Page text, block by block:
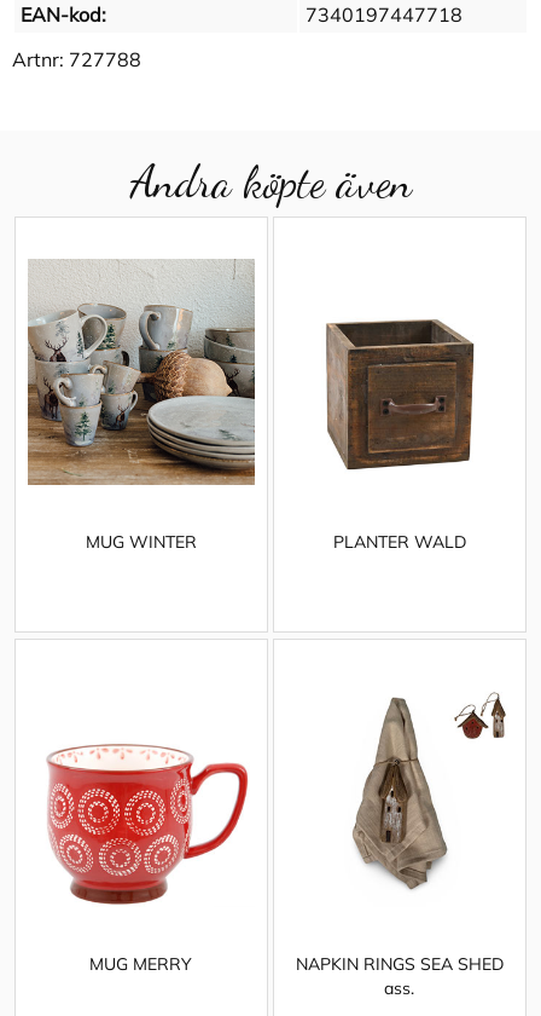
EAN-kod:
7340197447718
Artnr: 727788
Andra köpte även
MUG WINTER PLANTER WALD
MUG MERRY
NAPKIN RINGS SEA SHED
ass.